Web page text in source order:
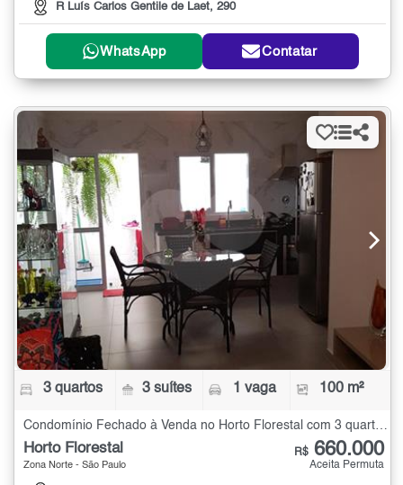
R Luís Carlos Gentile de Laet, 290
WhatsApp Contatar
3 quartos 3 suítes 1 vaga 100 m²
Condomínio Fechado à Venda no Horto Florestal com 3 quartos - 100 m²
Horto Florestal
Zona Norte - São Paulo
R$ 660.000
Aceita Permuta